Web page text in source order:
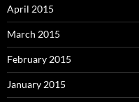
April 2015
March 2015
February 2015
January 2015